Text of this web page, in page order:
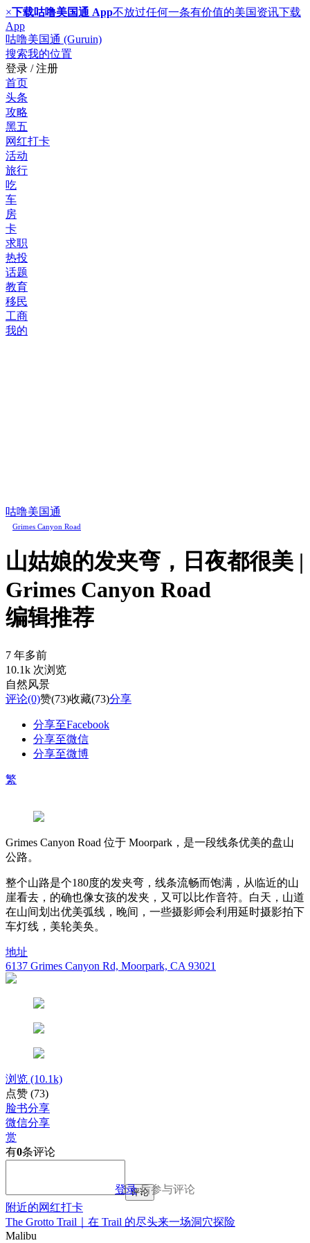
×下载咕噜美国通 App不放过任何一条有价值的美国资讯下载
App
咕噜美国通 (Guruin)
搜索我的位置
登录 / 注册
首页
头条
攻略
黑五
网红打卡
活动
旅行
吃
车
房
卡
求职
热投
话题
教育
移民
工商
我的
咕噜美国通
Grimes Canyon Road
山姑娘的发夹弯，日夜都很美 |
Grimes Canyon Road
编辑推荐
7 年多前
10.1k 次浏览
自然风景
评论(0)赞(73)收藏(73)分享
分享至Facebook
分享至微信
分享至微博
繁
Grimes Canyon Road 位于 Moorpark，是一段线条优美的盘山
公路。
整个山路是个180度的发夹弯，线条流畅而饱满，从临近的山
崖看去，的确也像女孩的发夹，又可以比作音符。白天，山道
在山间划出优美弧线，晚间，一些摄影师会利用延时摄影拍下
车灯线，美轮美奂。
地址
6137 Grimes Canyon Rd, Moorpark, CA 93021
浏览 (10.1k)
点赞 (73)
脸书分享
微信分享
赏
有0条评论
登录后参与评论
评论
附近的网红打卡
The Grotto Trail｜在 Trail 的尽头来一场洞穴探险
Malibu